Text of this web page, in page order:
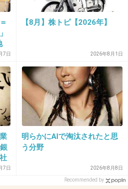
したら
になっちゃう。終わった
+366 -3
って言わないよね。
。
7日
【8月】株トピ【2026年】
2026年8月1日
7日
明らかにAIで淘汰されたと思
う分野
2026年8月8日
Recommended by